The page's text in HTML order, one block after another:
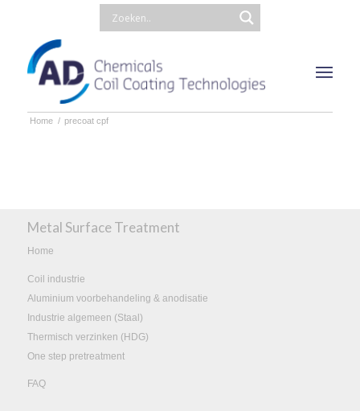
Home / precoat cpf
Metal Surface Treatment
Home
Coil industrie
Aluminium voorbehandeling & anodisatie
Industrie algemeen (Staal)
Thermisch verzinken (HDG)
One step pretreatment
FAQ